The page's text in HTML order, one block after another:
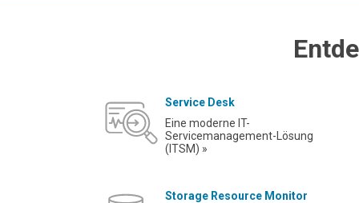
Service Desk
Eine moderne IT-
Servicemanagement-Lösung
(ITSM) »
Storage Resource Monitor